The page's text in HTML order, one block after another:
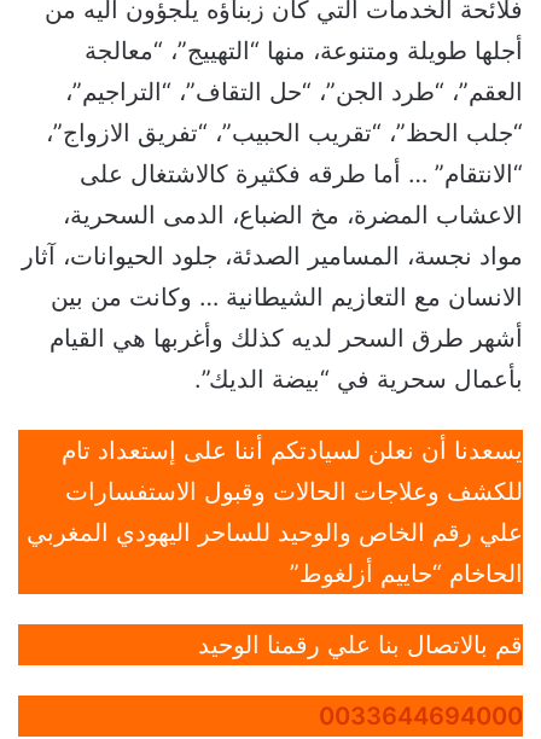
فلائحة الخدمات التي كان زبناؤه يلجؤون اليه من
أجلها طويلة ومتنوعة، منها “التهييج”، “معالجة
العقم”، “طرد الجن”، “حل التقاف”، “التراجيم”،
“جلب الحظ”، “تقريب الحبيب”، “تفريق الازواج”،
“الانتقام” … أما طرقه فكثيرة كالاشتغال على
الاعشاب المضرة، مخ الضباع، الدمى السحرية،
مواد نجسة، المسامير الصدئة، جلود الحيوانات، آثار
الانسان مع التعازيم الشيطانية … وكانت من بين
أشهر طرق السحر لديه كذلك وأغربها هي القيام
بأعمال سحرية في “بيضة الديك”.
يسعدنا أن نعلن لسيادتكم أننا على إستعداد تام
للكشف وعلاجات الحالات وقبول الاستفسارات
علي رقم الخاص والوحيد للساحر اليهودي المغربي
الحاخام “حاييم أزلغوط”
قم بالاتصال بنا علي رقمنا الوحيد
0033644694000